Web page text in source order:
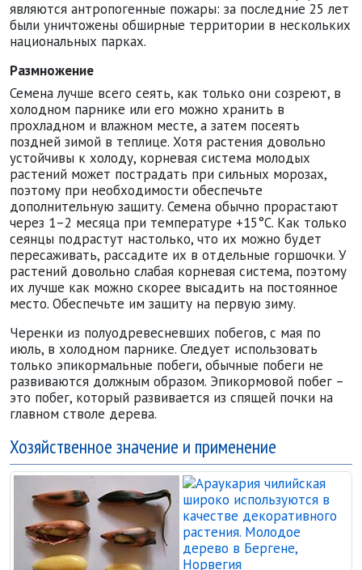
являются антропогенные пожары: за последние 25 лет
были уничтожены обширные территории в нескольких
национальных парках.
Размножение
Семена лучше всего сеять, как только они созреют, в
холодном парнике или его можно хранить в
прохладном и влажном месте, а затем посеять
поздней зимой в теплице. Хотя растения довольно
устойчивы к холоду, корневая система молодых
растений может пострадать при сильных морозах,
поэтому при необходимости обеспечьте
дополнительную защиту. Семена обычно прорастают
через 1–2 месяца при температуре +15°C. Как только
сеянцы подрастут настолько, что их можно будет
пересаживать, рассадите их в отдельные горшочки. У
растений довольно слабая корневая система, поэтому
их лучше как можно скорее высадить на постоянное
место. Обеспечьте им защиту на первую зиму.
Черенки из полуодревесневших побегов, с мая по
июль, в холодном парнике. Следует использовать
только эпикормальные побеги, обычные побеги не
развиваются должным образом. Эпикормовой побег –
это побег, который развивается из спящей почки на
главном стволе дерева.
Хозяйственное значение и применение